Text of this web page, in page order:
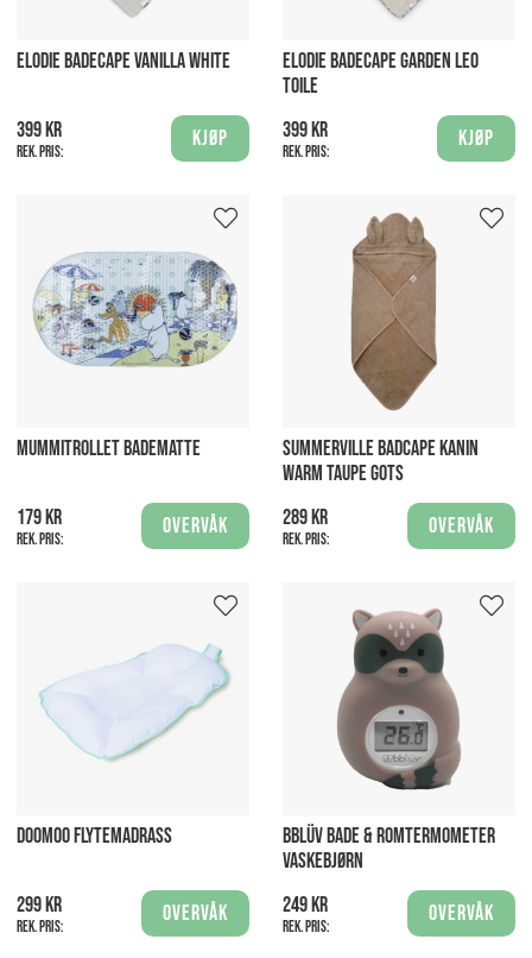
ELODIE BADECAPE VANILLA WHITE
399 kr
Rek. pris:
Kjøp
ELODIE BADECAPE GARDEN LEO
TOILE
399 kr
Rek. pris:
Kjøp
MUMMITROLLET BADEMATTE
179 kr
Rek. pris:
Overvåk
SUMMERVILLE BADCAPE KANIN
WARM TAUPE GOTS
289 kr
Rek. pris:
Overvåk
DOOMOO FLYTEMADRASS
299 kr
Rek. pris:
Overvåk
BBLÜV BADE & ROMTERMOMETER
VASKEBJØRN
249 kr
Rek. pris:
Overvåk